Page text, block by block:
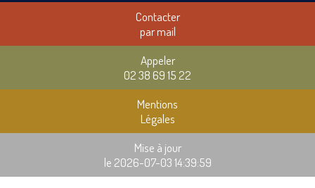
Contacter
par mail
Appeler
02 38 69 15 22
Mentions
Légales
Mise à jour
le 2026-07-03 14:39:59